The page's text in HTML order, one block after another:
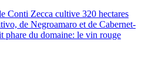
Conti Zecca cultive 320 hectares
de Negroamaro et de Cabernet-
phare du domaine: le vin rouge